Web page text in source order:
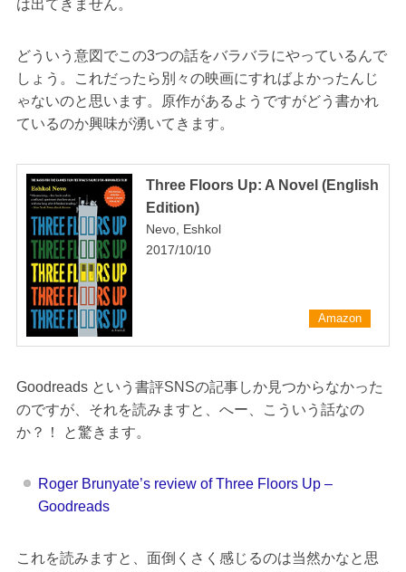
は出てきません。
どういう意図でこの3つの話をバラバラにやっているんで
しょう。これだったら別々の映画にすればよかったんじ
ゃないのと思います。原作があるようですがどう書かれ
ているのか興味が湧いてきます。
Three Floors Up: A Novel (English
Edition)
Nevo, Eshkol
2017/10/10
Amazon
Goodreads という書評SNSの記事しか見つからなかった
のですが、それを読みますと、へー、こういう話なの
か？！ と驚きます。
Roger Brunyate’s review of Three Floors Up –
Goodreads
これを読みますと、面倒くさく感じるのは当然かなと思